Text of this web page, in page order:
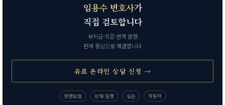
임용수 변호사가
직접 검토합니다
부지급·삭감·면책 분쟁
판례 중심으로 해결합니다
유료 온라인 상담 신청 →
생명보험 상해·질병 실손 자동차